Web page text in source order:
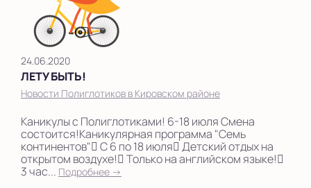
24.06.2020
ЛЕТУ БЫТЬ!
Новости Полиглотиков в Кировском районе
Каникулы с Полиглотиками! 6-18 июля Смена
состоится!Каникулярная программа "Семь
континентов" С 6 по 18 июля Детский отдых на
открытом воздухе! Только на английском языке!
3 час... Подробнее →